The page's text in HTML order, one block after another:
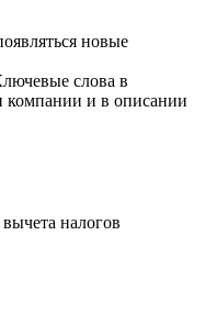
новые
слова в
компании и в описании
вычета налогов